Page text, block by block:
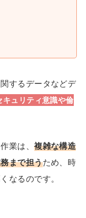
するデータなどデ
キュリティ意識や倫
業は、複雑な構造
まで担うため、時
なるのです。